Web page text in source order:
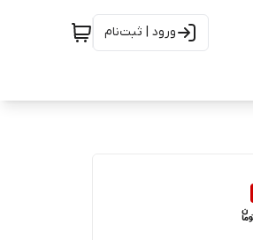
ورود | ثبت‌نام